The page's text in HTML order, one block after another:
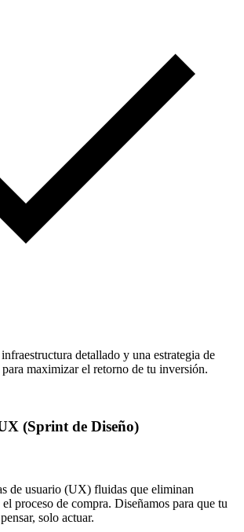
detallado y una estrategia de
maximizar el retorno de tu inversión.
(Sprint de Diseño)
de usuario (UX) fluidas que eliminan
proceso de compra. Diseñamos para que tu
solo actuar.